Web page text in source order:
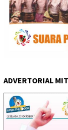
ADVERTORIAL